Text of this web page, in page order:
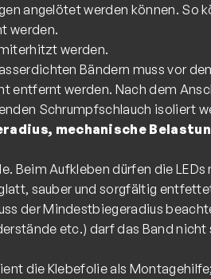
angelötet werden können. So
werden.
werden.
Bändern muss vor
entfernt werden. Nach dem
mechanische
Beim Aufkleben dürfen die
sauber und sorgfältig
der Mindestbiegeradius
etc.) darf das Band nicht
die Klebefolie als